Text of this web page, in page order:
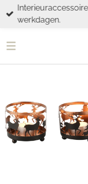
Ga
direct
de
werkdagen.